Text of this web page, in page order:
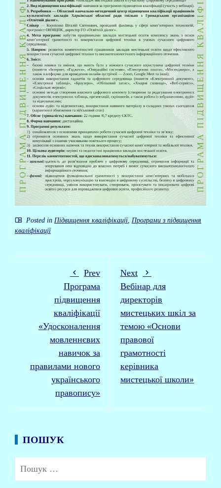
Posted in Підвищення кваліфікації, Програми з підвищення
кваліфікації
Prev
Програма
підвищення
кваліфікації
«Удосконалення
мовленнєвих
навичок за
правилами нового
українського
правопису»
Next
Вебінар для
директорів
мистецьких шкіл за
темою «Основи
правової
грамотності
керівника
мистецької школи»
ПОШУК